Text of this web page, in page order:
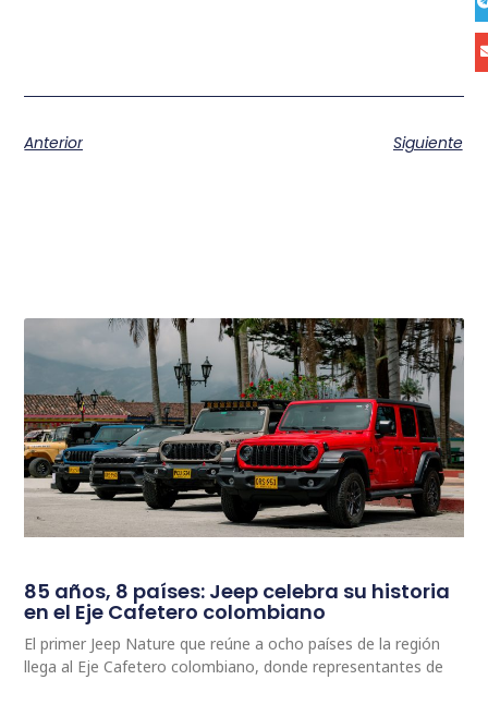
Anterior Siguiente
85 años, 8 países: Jeep celebra su historia
en el Eje Cafetero colombiano
El primer Jeep Nature que reúne a ocho países de la región
llega al Eje Cafetero colombiano, donde representantes de